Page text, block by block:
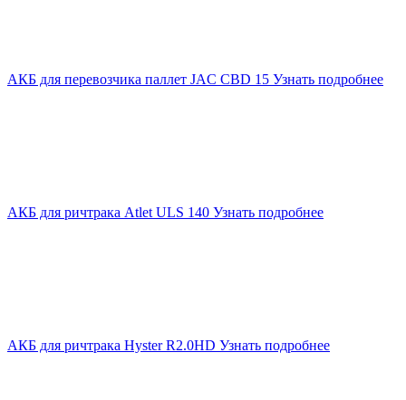
АКБ для перевозчика паллет JAC CBD 15 Узнать подробнее
АКБ для ричтрака Atlet ULS 140 Узнать подробнее
АКБ для ричтрака Hyster R2.0HD Узнать подробнее